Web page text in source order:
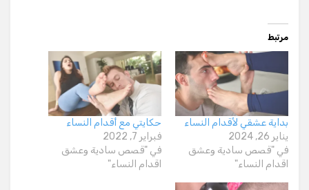
مرتبط
بداية عشقي لأقدام النساء
يناير 26, 2024
في "قصص سادية وعشق
اقدام النساء"
حكايتي مع أقدام النساء
فبراير 7, 2022
في "قصص سادية وعشق
اقدام النساء"